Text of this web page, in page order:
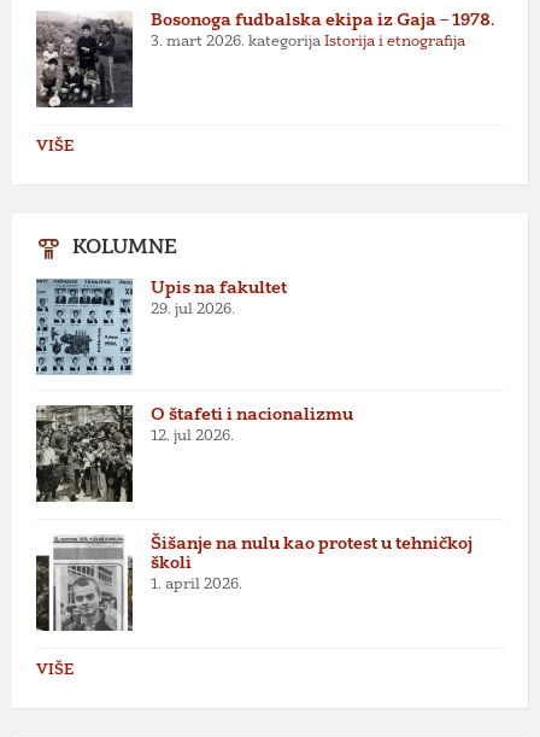
Bosonoga fudbalska ekipa iz Gaja – 1978.
3. mart 2026. kategorija Istorija i etnografija
VIŠE
KOLUMNE
Upis na fakultet
29. jul 2026.
O štafeti i nacionalizmu
12. jul 2026.
Šišanje na nulu kao protest u tehničkoj
školi
1. april 2026.
VIŠE